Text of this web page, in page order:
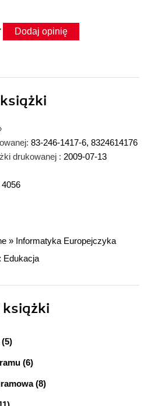
Dodaj opinię
książki
83-246-1417-6, 8324614176
drukowanej : 2009-07-13
4056
» Informatyka Europejczyka
Edukacja
książki
(6)
(8)